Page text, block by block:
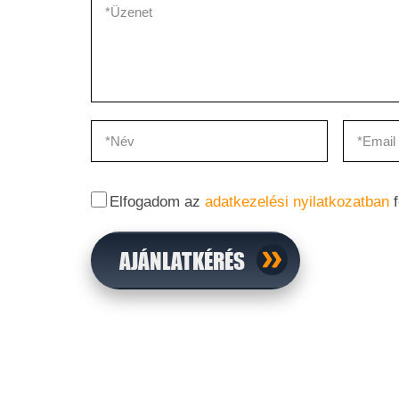
Elfogadom az adatkezelési nyilatkozatban
AJÁNLATKÉRÉS